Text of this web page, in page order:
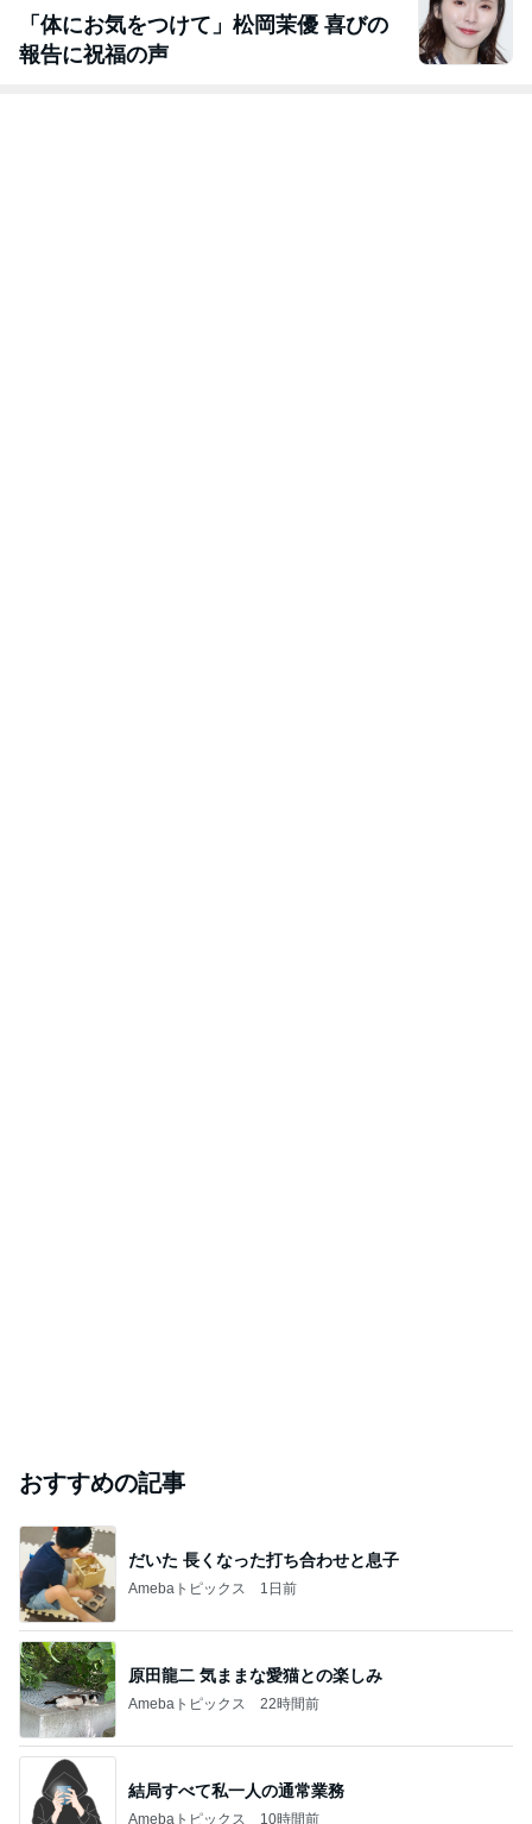
「体にお気をつけて」松岡茉優 喜びの
報告に祝福の声
おすすめの記事
だいた 長くなった打ち合わせと息子
Amebaトピックス 1日前
原田龍二 気ままな愛猫との楽しみ
Amebaトピックス 22時間前
結局すべて私一人の通常業務
Amebaトピックス 10時間前